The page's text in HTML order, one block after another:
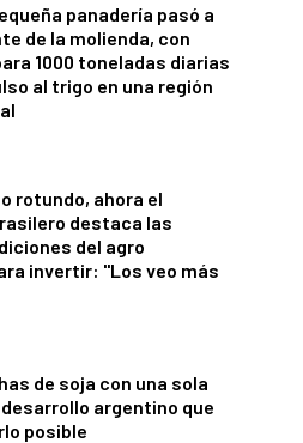
panadería pasó a
de la molienda, con
1000 toneladas diarias
al trigo en una región
rotundo, ahora el
destaca las
del agro
invertir: "Los veo más
de soja con una sola
argentino que
posible